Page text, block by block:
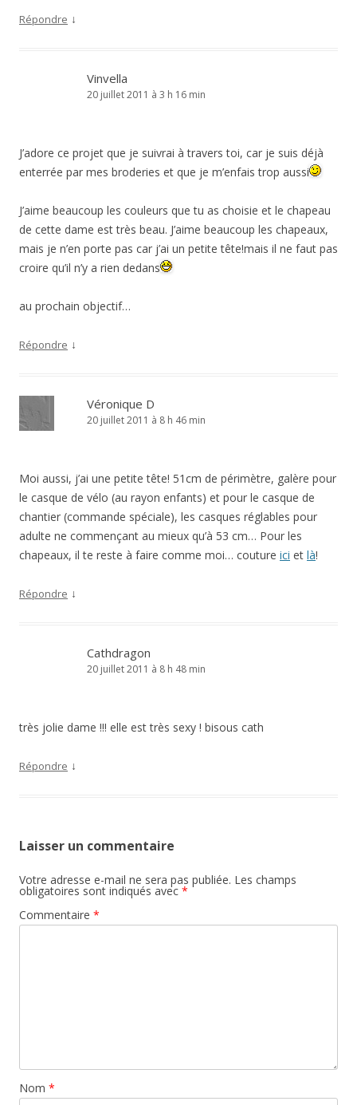
Répondre ↓
Vinvella
20 juillet 2011 à 3 h 16 min
J’adore ce projet que je suivrai à travers toi, car je suis déjà
enterrée par mes broderies et que je m’enfais trop aussi
J’aime beaucoup les couleurs que tu as choisie et le chapeau
de cette dame est très beau. J’aime beaucoup les chapeaux,
mais je n’en porte pas car j’ai un petite tête!mais il ne faut pas
croire qu’il n’y a rien dedans
au prochain objectif…
Répondre ↓
Véronique D
20 juillet 2011 à 8 h 46 min
Moi aussi, j’ai une petite tête! 51cm de périmètre, galère pour
le casque de vélo (au rayon enfants) et pour le casque de
chantier (commande spéciale), les casques réglables pour
adulte ne commençant au mieux qu’à 53 cm… Pour les
chapeaux, il te reste à faire comme moi… couture ici et là!
Répondre ↓
Cathdragon
20 juillet 2011 à 8 h 48 min
très jolie dame !!! elle est très sexy ! bisous cath
Répondre ↓
Laisser un commentaire
Votre adresse e-mail ne sera pas publiée. Les champs
obligatoires sont indiqués avec *
Commentaire *
Nom *